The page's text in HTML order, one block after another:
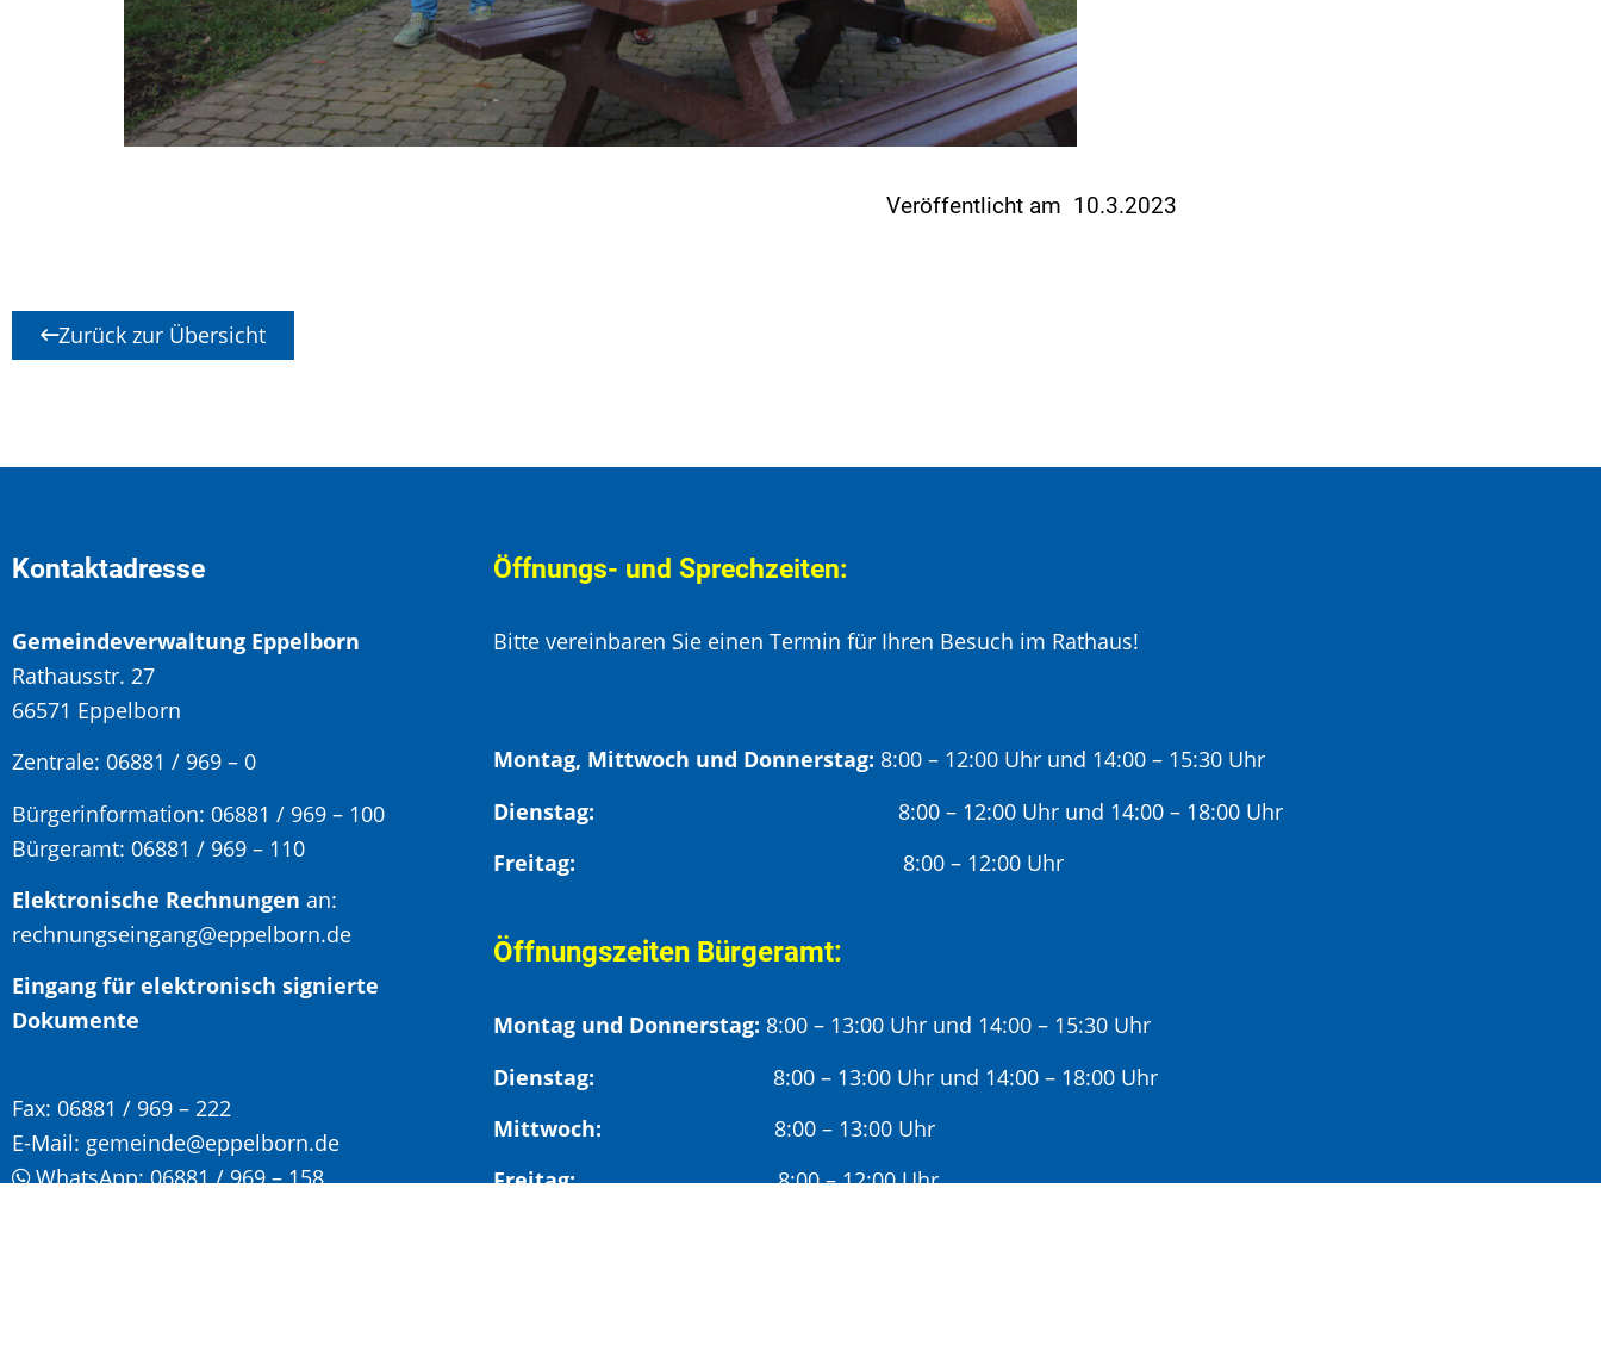
Veröffentlicht am 10.3.2023
Zurück zur Übersicht
Kontaktadresse
Gemeindeverwaltung Eppelborn
Rathausstr. 27
66571 Eppelborn
Zentrale: 06881 / 969 – 0
Bürgerinformation: 06881 / 969 – 100
Bürgeramt: 06881 / 969 – 110
Elektronische Rechnungen an:
rechnungseingang@eppelborn.de
Eingang für elektronisch signierte
Dokumente
Fax: 06881 / 969 – 222
E-Mail: gemeinde@eppelborn.de
WhatsApp:06881 / 969 – 158
Öffnungs- und Sprechzeiten:
Bitte vereinbaren Sie einen Termin für Ihren Besuch im Rathaus!
Montag, Mittwoch und Donnerstag: 8:00 – 12:00 Uhr und 14:00 – 15:30 Uhr
Dienstag: 8:00 – 12:00 Uhr und 14:00 – 18:00 Uhr
Freitag:
8:00 – 12:00 Uhr
Öffnungszeiten Bürgeramt:
Montag und Donnerstag: 8:00 – 13:00 Uhr und 14:00 – 15:30 Uhr
Dienstag: 8:00 – 13:00 Uhr und 14:00 – 18:00 Uhr
Mittwoch: 8:00 – 13:00 Uhr
Freitag:8:00 – 12:00 Uhr